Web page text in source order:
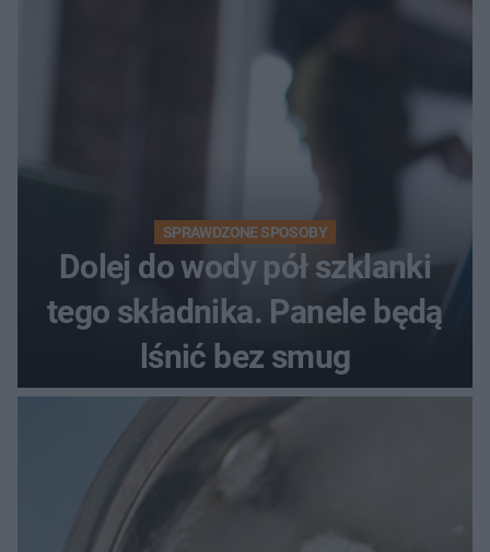
SPRAWDZONE SPOSOBY
Dolej do wody pół szklanki
tego składnika. Panele będą
lśnić bez smug